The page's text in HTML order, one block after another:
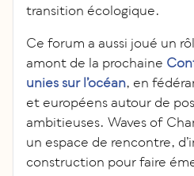
transition écologique.
Ce forum a aussi joué un
amont de la prochaine
unies sur l’océan, en
et européens autour de
ambitieuses. Waves of
un espace de rencontre,
construction pour faire